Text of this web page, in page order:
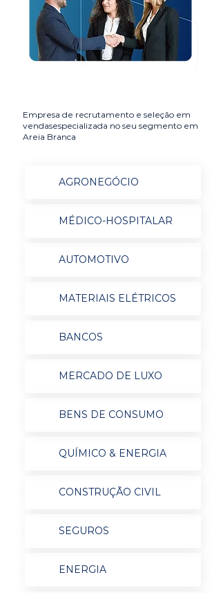
Empresa de recrutamento e seleção em
vendasespecializada no seu segmento em
Areia Branca
AGRONEGÓCIO
MÉDICO-HOSPITALAR
AUTOMOTIVO
MATERIAIS ELÉTRICOS
BANCOS
MERCADO DE LUXO
BENS DE CONSUMO
QUÍMICO & ENERGIA
CONSTRUÇÃO CIVIL
SEGUROS
ENERGIA